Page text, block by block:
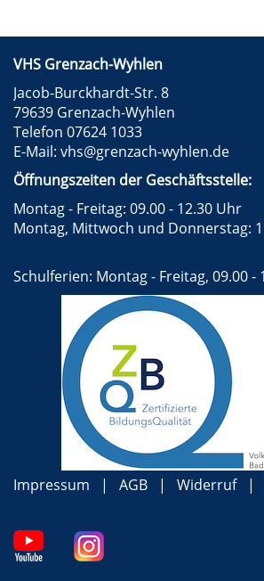
VHS Grenzach-Wyhlen
Jacob-Burckhardt-Str. 8
79639 Grenzach-Wyhlen
Telefon 07624 1033
E-Mail: vhs@grenzach-wyhlen.de
Öffnungszeiten der Geschäftsstelle:
Montag - Freitag: 09.00 - 12.30 Uhr
Montag, Mittwoch und Donnerstag:
Schulferien: Montag - Freitag, 09.00 -
Impressum AGB Widerruf